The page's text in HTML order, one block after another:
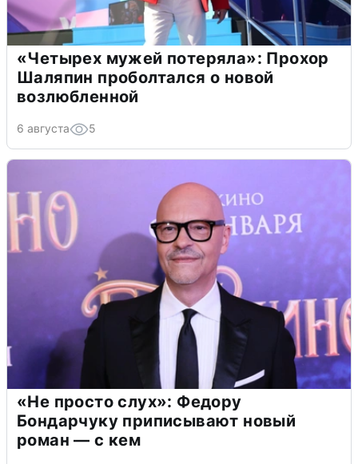
«Четырех мужей потеряла»: Прохор
Шаляпин проболтался о новой
возлюбленной
6 августа 5
«Не просто слух»: Федору
Бондарчуку приписывают новый
роман — с кем